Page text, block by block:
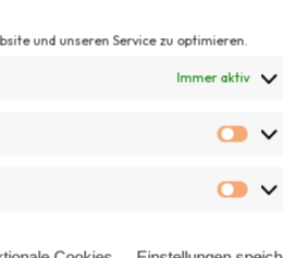
und unseren Service zu optimieren.
Immer aktiv